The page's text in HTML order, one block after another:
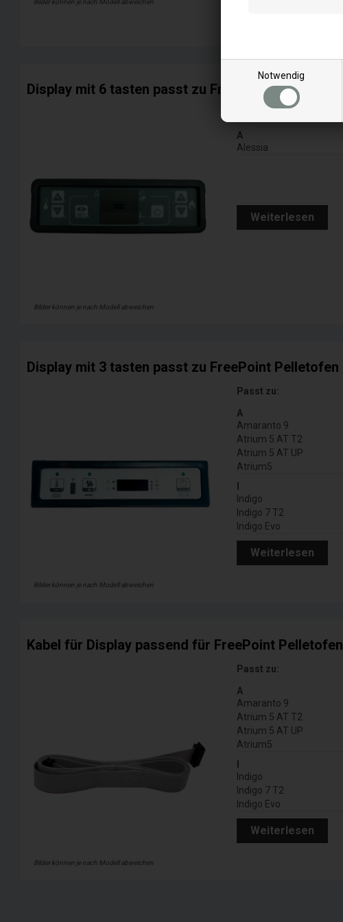
Notwendig
Bilder können je nach Modell abweichen
Display mit 6 tasten passt zu FreePoint Pelletofen
Bilder können je nach Modell abweichen
A
Alessia
Weiterlesen
Display mit 3 tasten passt zu FreePoint Pelletofen
Bilder können je nach Modell abweichen
Passt zu:
A
Amaranto 9
Atrium 5 AT T2
Atrium 5 AT UP
Atrium5
Indigo
Indigo 7 T2
Indigo Evo
Weiterlesen
Kabel für Display passend für FreePoint Pelletofen
Bilder können je nach Modell abweichen
Passt zu:
A
Amaranto 9
Atrium 5 AT T2
Atrium 5 AT UP
Atrium5
Indigo
Indigo 7 T2
Indigo Evo
Weiterlesen